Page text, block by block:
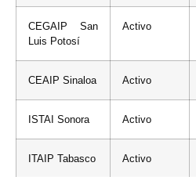
CEGAIP San
Luis Potosí
Activo
CEAIP Sinaloa Activo
ISTAI Sonora Activo
ITAIP Tabasco Activo